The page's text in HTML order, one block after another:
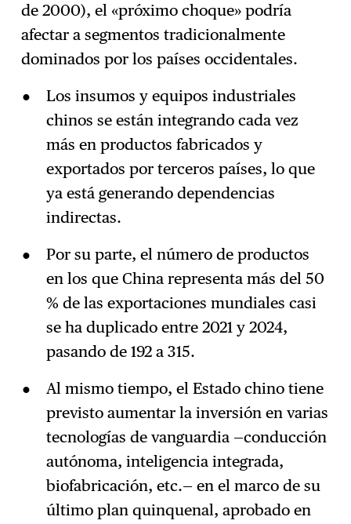
de 2000), el «próximo choque» podría
afectar a segmentos tradicionalmente
dominados por los países occidentales.
Los insumos y equipos industriales
chinos se están integrando cada vez
más en productos fabricados y
exportados por terceros países, lo que
ya está generando dependencias
indirectas.
Por su parte, el número de productos
en los que China representa más del 50
% de las exportaciones mundiales casi
se ha duplicado entre 2021 y 2024,
pasando de 192 a 315.
Al mismo tiempo, el Estado chino tiene
previsto aumentar la inversión en varias
tecnologías de vanguardia —conducción
autónoma, inteligencia integrada,
biofabricación, etc.— en el marco de su
último plan quinquenal, aprobado en